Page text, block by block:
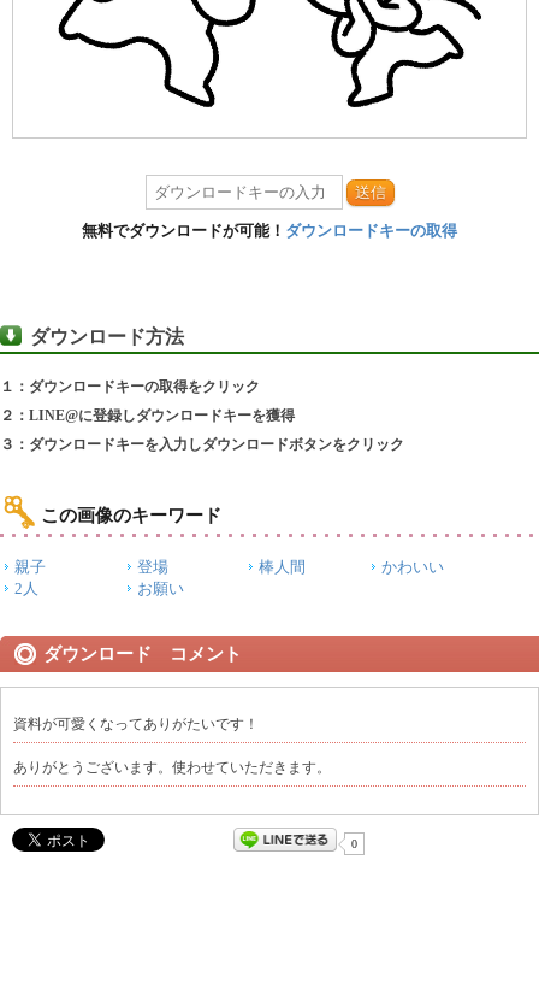
送信
無料でダウンロードが可能！ ダウンロードキーの取得
ダウンロード方法
１：ダウンロードキーの取得をクリック
２：LINE@に登録しダウンロードキーを獲得
３：ダウンロードキーを入力しダウンロードボタンをクリック
この画像のキーワード
親子 登場 棒人間
かわいい
2人
お願い
ダウンロード コメント
資料が可愛くなってありがたいです！
ありがとうございます。使わせていただきます。
0